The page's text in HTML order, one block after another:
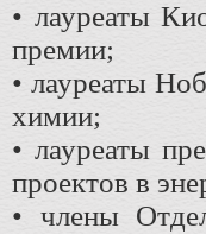
• лауреаты
премии;
• лауреаты
химии;
• лауреаты
проектов в
• члены